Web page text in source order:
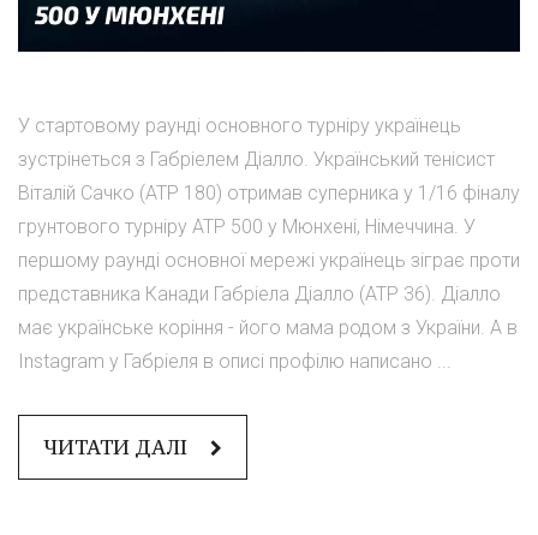
У стартовому раунді основного турніру українець
зустрінеться з Габріелем Діалло. Український тенісист
Віталій Сачко (АТР 180) отримав суперника у 1/16 фіналу
грунтового турніру АТР 500 у Мюнхені, Німеччина. У
першому раунді основної мережі українець зіграє проти
представника Канади Габріела Діалло (АТР 36). Діалло
має українське коріння - його мама родом з України. А в
Instagram у Габріеля в описі профілю написано ...
ЧИТАТИ ДАЛІ